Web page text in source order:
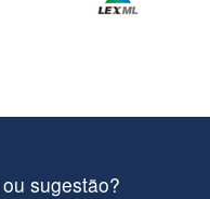
sugestão?